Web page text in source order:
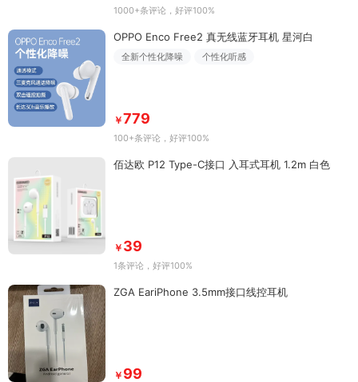
1000+条评论 ，好评100%
OPPO Enco Free2 真无线蓝牙耳机 星河白
全新个性化降噪 个性化听感
￥779
100+条评论 ，好评100%
佰达欧 P12 Type-C接口 入耳式耳机 1.2m 白色
￥ 39
1条评论 ，好评100%
ZGA EariPhone 3.5mm接口线控耳机
￥ 99